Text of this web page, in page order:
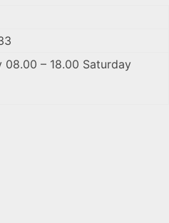
08.00 – 18.00 Saturday